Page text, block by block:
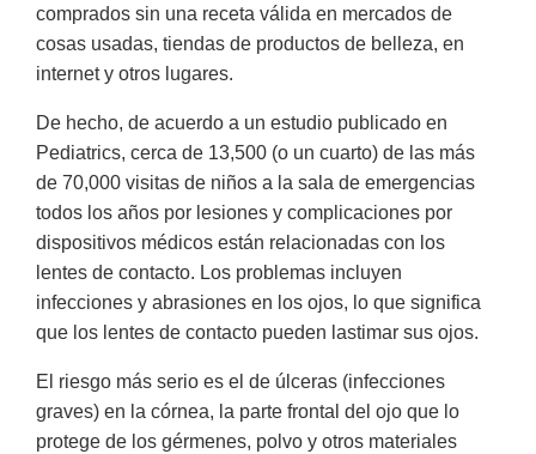
comprados sin una receta válida en mercados de
cosas usadas, tiendas de productos de belleza, en
internet y otros lugares.
De hecho, de acuerdo a un estudio publicado en
Pediatrics, cerca de 13,500 (o un cuarto) de las más
de 70,000 visitas de niños a la sala de emergencias
todos los años por lesiones y complicaciones por
dispositivos médicos están relacionadas con los
lentes de contacto. Los problemas incluyen
infecciones y abrasiones en los ojos, lo que significa
que los lentes de contacto pueden lastimar sus ojos.
El riesgo más serio es el de úlceras (infecciones
graves) en la córnea, la parte frontal del ojo que lo
protege de los gérmenes, polvo y otros materiales